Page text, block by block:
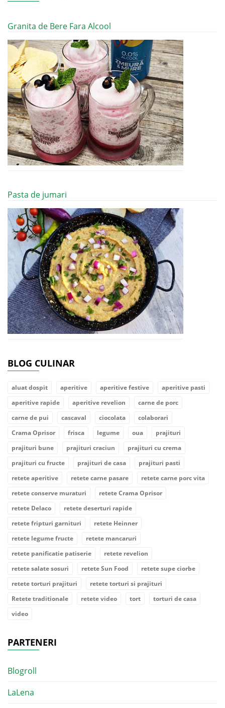
Granita de Bere Fara Alcool
Pasta de jumari
BLOG CULINAR
aluat dospit aperitive aperitive festive
aperitive pasti
aperitive rapide
aperitive revelion
carne de porc
carne de pui
cascaval ciocolata
colaborari
Crama Oprisor
frisca legume oua
prajituri
prajituri bune
prajituri craciun
prajituri cu crema
prajituri cu fructe
prajituri de casa
prajituri pasti
retete aperitive
retete carne pasare
retete carne porc vita
retete conserve muraturi
retete Crama Oprisor
retete Delaco
retete deserturi rapide
retete fripturi garnituri
retete Heinner
retete legume fructe
retete mancaruri
retete panificatie patiserie
retete revelion
retete salate sosuri
retete Sun Food
retete supe ciorbe
retete torturi prajituri
retete torturi si prajituri
Retete traditionale
retete video tort
torturi de casa
video
PARTENERI
Blogroll
LaLena